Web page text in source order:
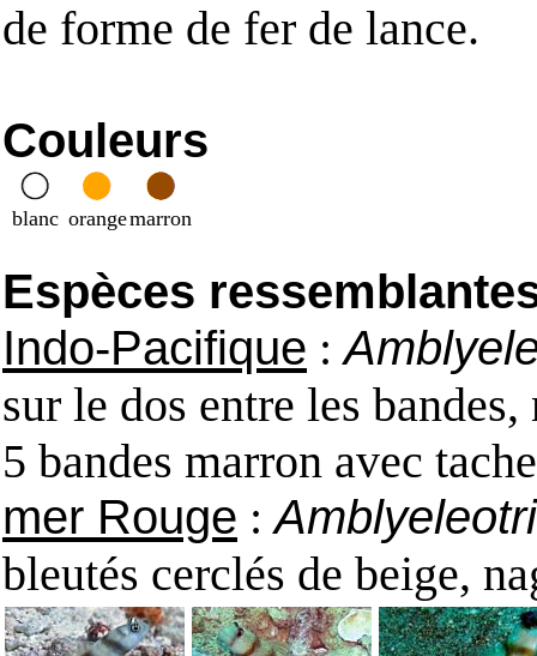
de forme de fer de lance.
Couleurs
blanc orangemarron
Espèces
Indo-Pacifique :
sur le dos entre les
5 bandes marron avec
mer Rouge :
bleutés cerclés de beige,